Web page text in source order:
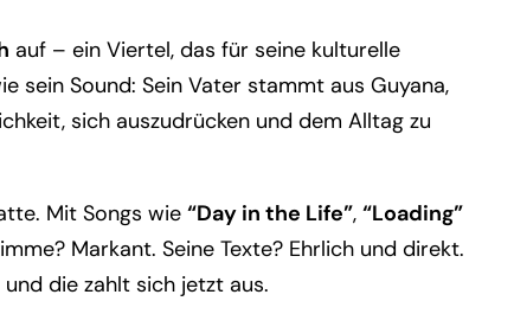
auf – ein Viertel, das für seine kulturelle
sein Sound: Sein Vater stammt aus Guyana,
sich auszudrücken und dem Alltag zu
Mit Songs wie “Day in the Life”, “Loading”
Markant. Seine Texte? Ehrlich und direkt.
die zahlt sich jetzt aus.